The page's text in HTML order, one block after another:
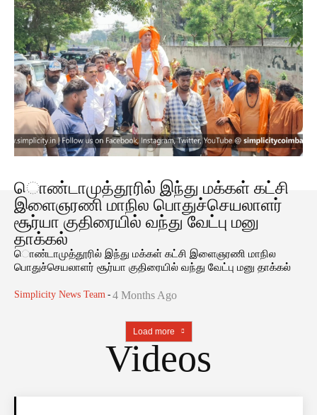
ொண்டாமுத்தூரில் இந்து மக்கள் கட்சி
இளைஞரணி மாநில பொதுச்செயலாளர்
சூர்யா குதிரையில் வந்து வேட்பு மனு
தாக்கல்
ொண்டாமுத்தூரில் இந்து மக்கள் கட்சி இளைஞரணி மாநில
பொதுச்செயலாளர் சூர்யா குதிரையில் வந்து வேட்பு மனு தாக்கல்
Simplicity News Team - 4 Months Ago
Load more
Videos